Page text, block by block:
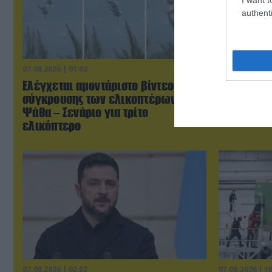
07.08.2026 | 01:02
Ελέγχεται αμοντάριστο βίντεο της
σύγκρουσης των ελικοπτέρων στην
Ψάθα – Σενάριο για τρίτο
ελικόπτερο
07.08.2026 |
07.08.2026 | 02:02 07.08.2026 |